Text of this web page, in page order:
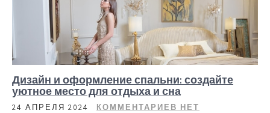
Дизайн и оформление спальни: создайте
уютное место для отдыха и сна
24 АПРЕЛЯ 2024 КОММЕНТАРИЕВ НЕТ